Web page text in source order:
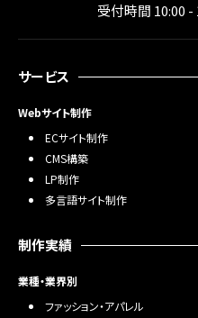
受付時間 10:00 -
サービス
Webサイト制作
ECサイト制作
CMS構築
LP制作
多言語サイト制作
制作実績
業種・業界別
ファッション・アパレル